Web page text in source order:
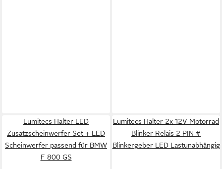
Lumitecs Halter LED
Zusatzscheinwerfer Set + LED
Scheinwerfer passend für BMW
F 800 GS
Lumitecs Halter 2x 12V Motorrad
Blinker Relais 2 PIN #
Blinkergeber LED Lastunabhängig